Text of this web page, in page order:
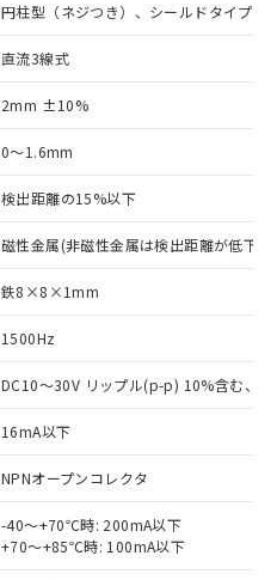
円柱型（ネジつき）、シールドタイプ
直流3線式
2mm ±10%
0～1.6mm
検出距離の15%以下
磁性金属(非磁性金属は検出距離が低下し
鉄8×8×1mm
1500Hz
DC10～30V リップル(p-p) 10%含む、
16mA以下
NPNオープンコレクタ
-40～+70℃時: 200mA以下
+70～+85℃時: 100mA以下